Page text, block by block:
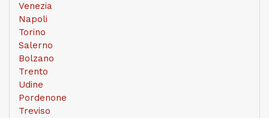
Venezia
Napoli
Torino
Salerno
Bolzano
Trento
Udine
Pordenone
Treviso